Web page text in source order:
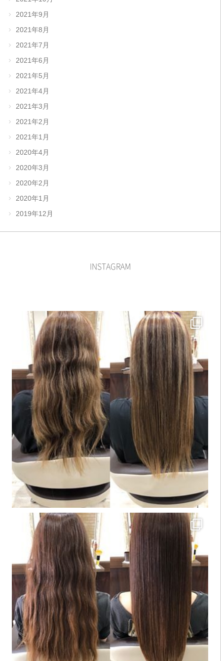
2021年9月
2021年8月
2021年7月
2021年6月
2021年5月
2021年4月
2021年3月
2021年2月
2021年1月
2020年4月
2020年3月
2020年2月
2020年1月
2019年12月
INSTAGRAM